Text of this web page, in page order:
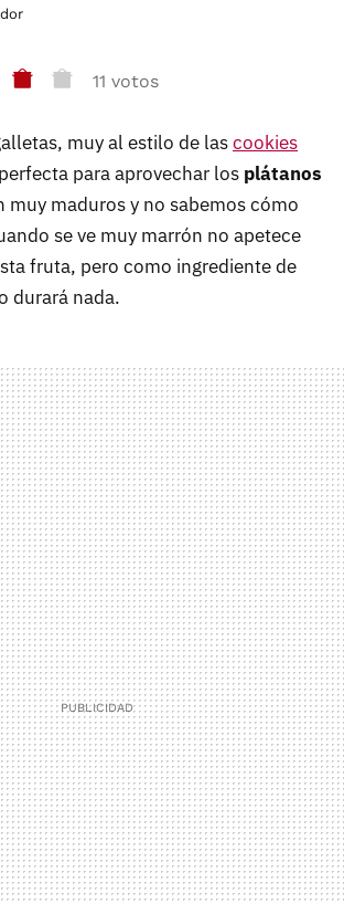
11 votos
muy al estilo de lascookies
para aprovechar los plátanos
muy maduros y no sabemos cómo
se ve muy marrón no apetece
fruta, pero como ingrediente de
durará nada.